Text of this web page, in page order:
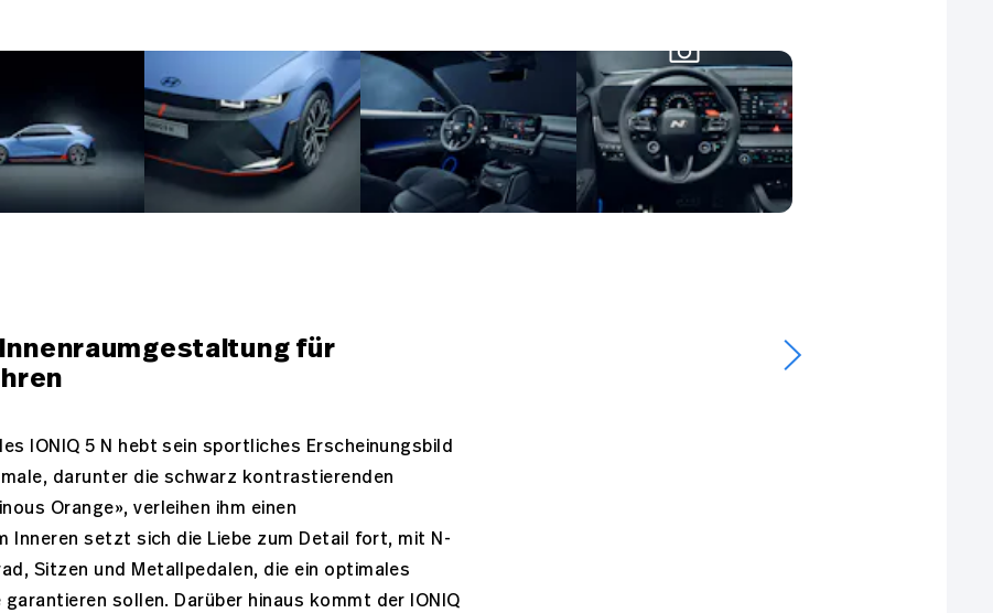
für
IONIQ 5 N hebt sein sportliches Erscheinungsbild
darunter die schwarz kontrastierenden
Orange», verleihen ihm einen
Inneren setzt sich die Liebe zum Detail fort, mit N-
Sitzen und Metallpedalen, die ein optimales
sollen. Darüber hinaus kommt der IONIQ